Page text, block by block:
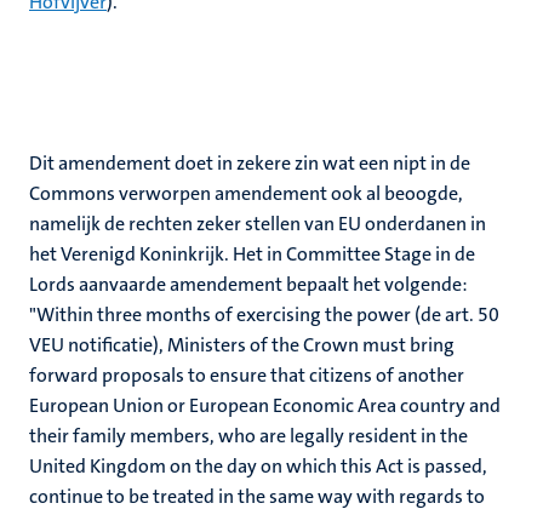
Dit amendement doet in zekere zin wat een nipt in de
Commons verworpen amendement ook al beoogde,
namelijk de rechten zeker stellen van EU onderdanen in
het Verenigd Koninkrijk. Het in Committee Stage in de
Lords aanvaarde amendement bepaalt het volgende:
"Within three months of exercising the power (de art. 50
VEU notificatie), Ministers of the Crown must bring
forward proposals to ensure that citizens of another
European Union or European Economic Area country and
their family members, who are legally resident in the
United Kingdom on the day on which this Act is passed,
continue to be treated in the same way with regards to